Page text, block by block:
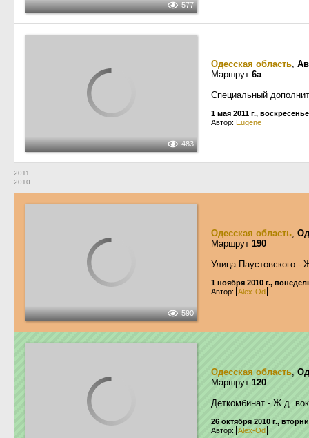
577
483
Одесская область,
Маршрут 6а
Специальный
1 мая 2011 г., воскресенье
Автор: Eugene
2011
2010
590
Одесская область,
Маршрут 190
Улица Паустовского -
1 ноября 2010 г.,
Автор: Alex-Od
Одесская область,
Маршрут 120
Деткомбинат - Ж.д.
26 октября 2010 г.,
Автор: Alex-Od